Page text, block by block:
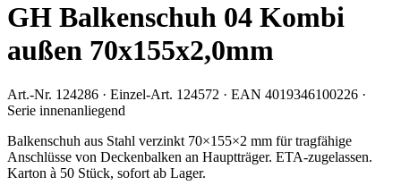
GH Balkenschuh 04 Kombi
außen 70x155x2,0mm
Art.-Nr. 124286 · Einzel-Art. 124572 · EAN 4019346100226 ·
Serie innenanliegend
Balkenschuh aus Stahl verzinkt 70×155×2 mm für tragfähige
Anschlüsse von Deckenbalken an Hauptträger. ETA-zugelassen.
Karton à 50 Stück, sofort ab Lager.